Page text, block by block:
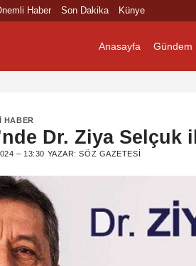
Haber Son Dakika Künye
Anasayfa Gündem
HABER
Dr. Ziya Selçuk
– 13:30 YAZAR:SÖZ GAZETESI